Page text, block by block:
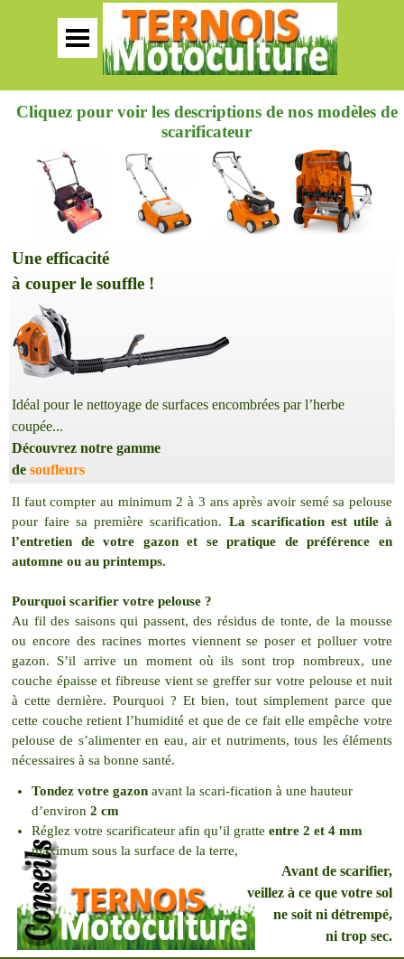
Cliquez pour voir les descriptions de nos modèles de
scarificateur
Une efficacité
à couper le souffle !
Idéal pour le nettoyage de surfaces encombrées par l’herbe
coupée...
Découvrez notre gamme
de soufleurs
Il faut compter au minimum 2 à 3 ans après avoir semé sa pelouse
pour faire sa première scarification. La scarification est utile à
l’entretien de votre gazonet se pratique de préférence en
automne ou au printemps.
Pourquoi scarifier votre pelouse ?
Au fil des saisons qui passent, des résidus de tonte, de la mousse
ou encore des racines mortes viennent se poser et polluer votre
gazon. S’il arrive un moment où ils sont trop nombreux, une
couche épaisse et fibreuse vient se greffer sur votre pelouse et nuit
à cette dernière. Pourquoi ? Et bien, tout simplement parce que
cette couche retient l’humidité et que de ce fait elle empêche votre
pelouse de s’alimenter en eau, air et nutriments, tous les éléments
nécessaires à sa bonne santé.
Tondez votre gazon avant la scari-fication à une hauteur
d’environ 2 cm
Réglez votre scarificateur afin qu’il gratte entre 2 et 4 mm
maximum sous la surface de la terre,
Avant de scarifier,
veillez à ce que votre sol
ne soit ni détrempé,
ni trop sec.